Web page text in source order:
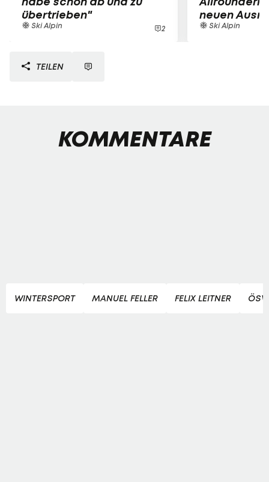
übertrieben"
Ski Alpin 2
neuen
Ski Alpin
TEILEN
KOMMENTARE
WINTERSPORT MANUEL FELLER FELIX LEITNER ÖSV